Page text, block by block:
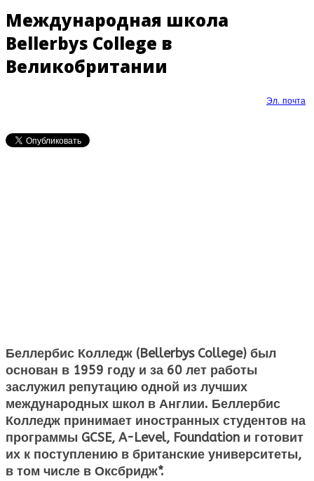
Международная школа
Bellerbys College в
Великобритании
Эл. почта
Беллербис Колледж (Bellerbys College) был
основан в 1959 году и за 60 лет работы
заслужил репутацию одной из лучших
международных школ в Англии. Беллербис
Колледж принимает иностранных студентов на
программы GCSE, A-Level, Foundation и готовит
их к поступлению в британские университеты,
в том числе в Оксбридж*.